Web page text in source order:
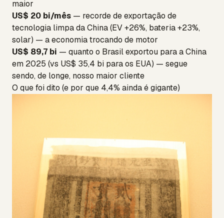
maior
US$ 20 bi/mês — recorde de exportação de
tecnologia limpa da China (EV +26%, bateria +23%,
solar) — a economia trocando de motor
US$ 89,7 bi — quanto o Brasil exportou para a China
em 2025 (vs US$ 35,4 bi para os EUA) — segue
sendo, de longe, nosso maior cliente
O que foi dito (e por que 4,4% ainda é gigante)